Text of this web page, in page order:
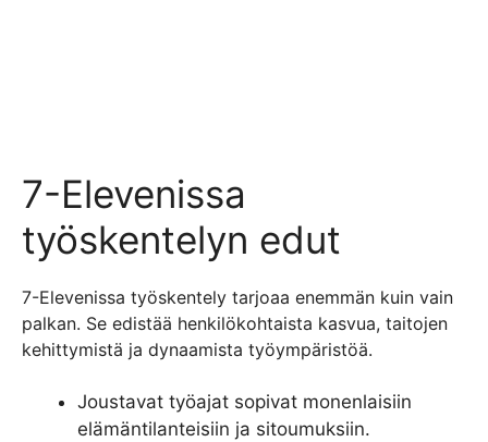
7-Elevenissa
työskentelyn edut
7-Elevenissa työskentely tarjoaa enemmän kuin vain
palkan. Se edistää henkilökohtaista kasvua, taitojen
kehittymistä ja dynaamista työympäristöä.
Joustavat työajat sopivat monenlaisiin
elämäntilanteisiin ja sitoumuksiin.